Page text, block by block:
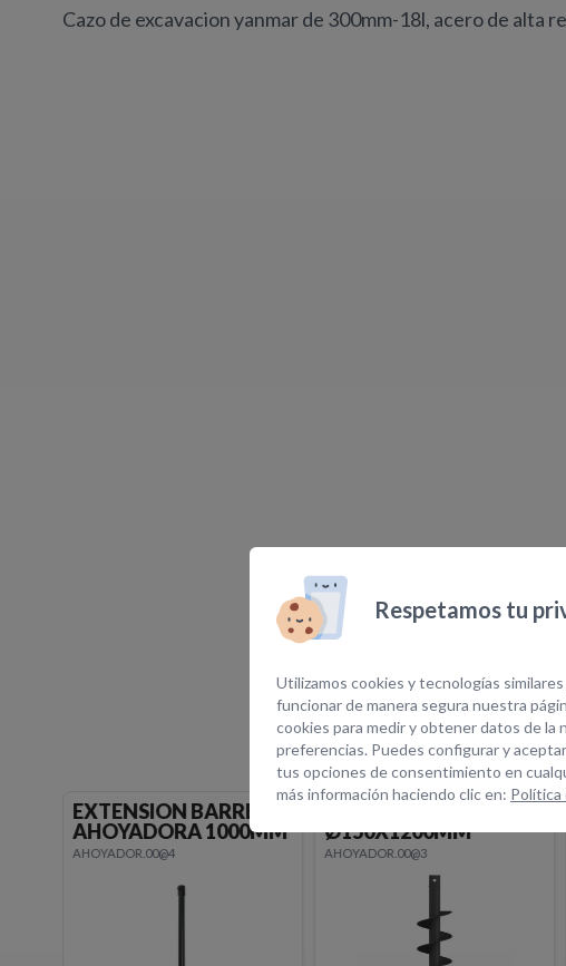
Cazo de excavacion yanmar de 300mm-18l, acero de
BARRENA STD
Ø150X1200MM
AHOYADOR.00@3
Ø250X1200MM
AHOYADOR.00@2
Respetamos tu
Utilizamos cookies y tecnologías
funcionar de manera segura nuestra
cookies para medir y obtener datos de la
preferencias. Puedes configurar y
tus opciones de consentimiento en
más información haciendo clic en: Política